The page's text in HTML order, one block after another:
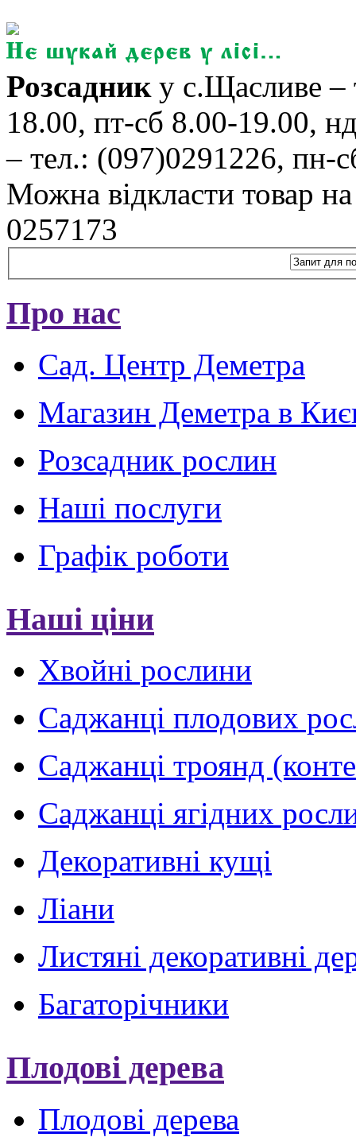
Розсаднику с.Щасливе –
18.00, пт-сб 8.00-19.00,
– тел.: (097)0291226, пн-
Можна відкласти товар
0257173
Про нас
Сад. Центр Деметра
Магазин Деметра в
Розсадник рослин
Наші послуги
Графік роботи
Наші ціни
Хвойні рослини
Саджанці плодових
Саджанці троянд
Саджанці ягідних
Декоративні кущі
Ліани
Листяні декоративні
Багаторічники
Плодові дерева
Плодові дерева